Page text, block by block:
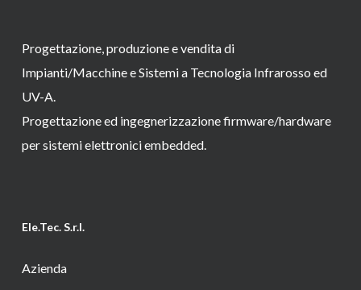
Progettazione, produzione e vendita di
Impianti/Macchine e Sistemi a Tecnologia Infrarosso ed
UV-A.
Progettazione ed ingegnerizzazione firmware/hardware
per sistemi elettronici embedded.
Ele.Tec. S.r.l.
Azienda